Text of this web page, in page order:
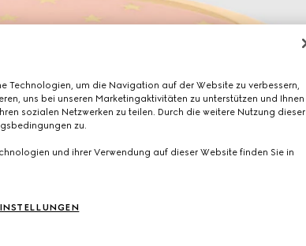
Technologien, um die Navigation auf der Website zu verbessern,
uns bei unseren Marketingaktivitäten zu unterstützen und Ihnen
sozialen Netzwerken zu teilen. Durch die weitere Nutzung dieser
zu.
und ihrer Verwendung auf dieser Website finden Sie in